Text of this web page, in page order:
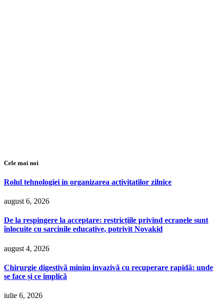
Cele mai noi
Rolul tehnologiei in organizarea activitatilor zilnice
august 6, 2026
De la respingere la acceptare: restricțiile privind ecranele sunt
înlocuite cu sarcinile educative, potrivit Novakid
august 4, 2026
Chirurgie digestivă minim invazivă cu recuperare rapidă: unde
se face și ce implică
iulie 6, 2026